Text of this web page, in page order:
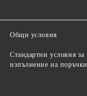
Общи условия
Стандартни условия за
изпълнение на поръчки